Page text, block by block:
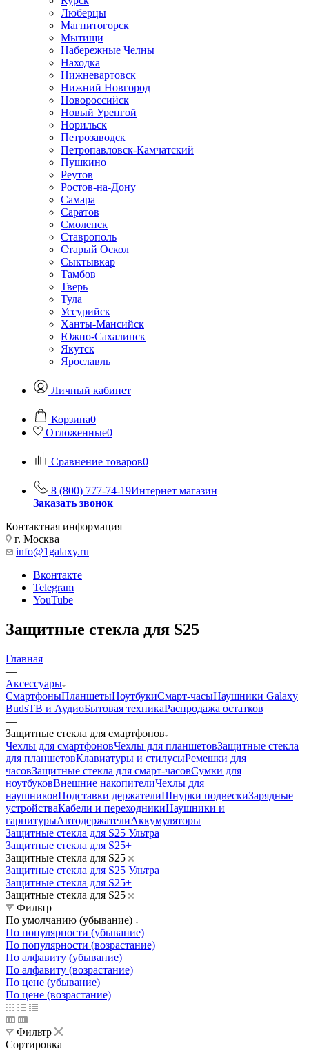
Люберцы
Магнитогорск
Мытищи
Набережные Челны
Находка
Нижневартовск
Нижний Новгород
Новороссийск
Новый Уренгой
Норильск
Петрозаводск
Петропавловск-Камчатский
Пушкино
Реутов
Ростов-на-Дону
Самара
Саратов
Смоленск
Ставрополь
Старый Оскол
Сыктывкар
Тамбов
Тверь
Тула
Уссурийск
Ханты-Мансийск
Южно-Сахалинск
Якутск
Ярославль
Личный кабинет
Корзина0
Отложенные0
Сравнение товаров0
8 (800) 777-74-19Интернет магазин
Заказать звонок
Контактная информация
г. Москва
info@1galaxy.ru
Вконтакте
Telegram
YouTube
Защитные стекла для S25
Главная
—
Аксессуары
СмартфоныПланшетыНоутбукиСмарт-часыНаушники Galaxy
BudsТВ и АудиоБытовая техникаРаспродажа остатков
—
Защитные стекла для смартфонов
Чехлы для смартфоновЧехлы для планшетовЗащитные стекла
для планшетовКлавиатуры и стилусыРемешки для
часовЗащитные стекла для смарт-часовСумки для
ноутбуковВнешние накопителиЧехлы для
наушниковПодставки держателиШнурки подвескиЗарядные
устройстваКабели и переходникиНаушники и
гарнитурыАвтодержателиАккумуляторы
Защитные стекла для S25 Ультра
Защитные стекла для S25+
Защитные стекла для S25
Защитные стекла для S25 Ультра
Защитные стекла для S25+
Защитные стекла для S25
Фильтр
По умолчанию (убывание)
По популярности (убывание)
По популярности (возрастание)
По алфавиту (убывание)
По алфавиту (возрастание)
По цене (убывание)
По цене (возрастание)
Фильтр
Сортировка